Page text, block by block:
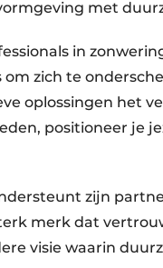
met
in
om zich te
oplossingen het
positioneer je
zijn
merk dat
visie waarin